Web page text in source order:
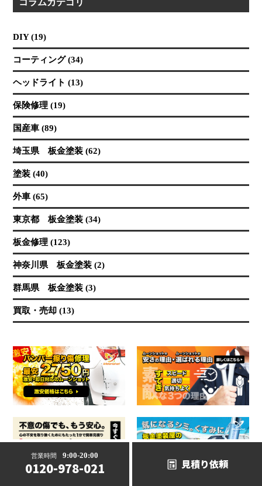
コラムカテゴリ
DIY (19)
コーティング (34)
ヘッドライト (13)
保険修理 (19)
国産車 (89)
埼玉県 板金塗装 (62)
塗装 (40)
外車 (65)
東京都 板金塗装 (34)
板金修理 (123)
神奈川県 板金塗装 (2)
群馬県 板金塗装 (3)
買取・売却 (13)
営業時間 9:00-20:00
0120-978-021 見積り依頼